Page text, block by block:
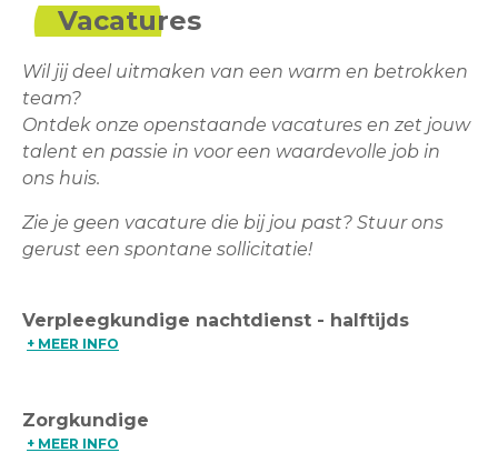
Vacatures
Wil jij deel uitmaken van een warm en betrokken
team?
Ontdek onze openstaande vacatures en zet jouw
talent en passie in voor een waardevolle job in
ons huis.
Zie je geen vacature die bij jou past? Stuur ons
gerust een spontane sollicitatie!
Verpleegkundige nachtdienst - halftijds
+ MEER INFO
Zorgkundige
+ MEER INFO